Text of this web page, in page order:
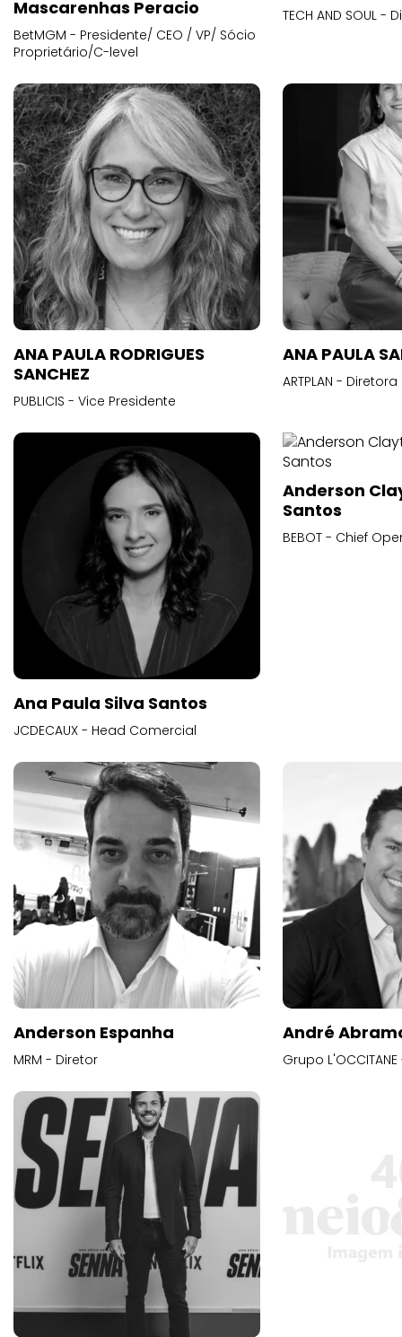
Mascarenhas Peracio
BetMGM - Presidente/ CEO / VP/ Sócio
Proprietário/C-level
TECH AND SOUL
ANA PAULA RODRIGUES
SANCHEZ
PUBLICIS - Vice Presidente
ANA PAULA
ARTPLAN -
Ana Paula Silva Santos
JCDECAUX - Head Comercial
Anderson
Santos
BEBOT - Chief
Anderson Espanha
MRM - Diretor
André
Grupo